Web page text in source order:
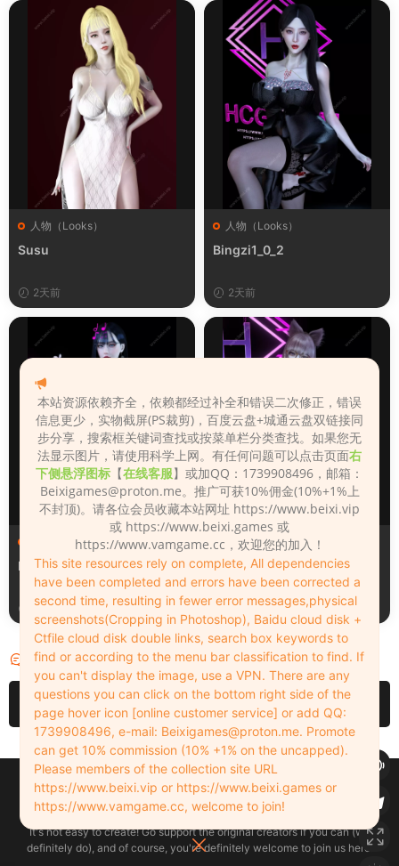
人物（Looks）
Susu
2天前
人物（Looks）
Bingzi1_0_2
2天前
人物（Looks）
Monica_2_2_2
2天前
人物（Looks）
Lizhen2025
3天前
评论 0
请先登录
Copyleft © 2022-2026 beixi.vip - All Rights Freedom！
创作不易！有能力的同学可以去支持一下原创作者（我们绝对支持），当然
了，您加入这里我们也绝对欢迎！
It's not easy to create! Go support the original creators if you can (we
definitely do), and of course, you're definitely welcome to join us here!
本站资源依赖齐全，依赖都经过补全和错误二次修正，错误
信息更少，实物截屏(PS裁剪)，百度云盘+城通云盘双链接同
步分享，搜索框关键词查找或按菜单栏分类查找。如果您无
法显示图片，请使用科学上网。有任何问题可以点击页面右
下侧悬浮图标 【在线客服】或加QQ：1739908496，邮箱：
Beixigames@proton.me。推广可获10%佣金(10%+1%上
不封顶)。请各位会员收藏本站网址 https://www.beixi.vip
或 https://www.beixi.games 或
https://www.vamgame.cc，欢迎您的加入！
This site resources rely on complete, All dependencies
have been completed and errors have been corrected a
second time, resulting in fewer error messages,physical
screenshots(Cropping in Photoshop), Baidu cloud disk +
Ctfile cloud disk double links, search box keywords to
find or according to the menu bar classification to find. If
you can't display the image, use a VPN. There are any
questions you can click on the bottom right side of the
page hover icon [online customer service] or add QQ:
1739908496, e-mail: Beixigames@proton.me. Promote
can get 10% commission (10% +1% on the uncapped).
Please members of the collection site URL
https://www.beixi.vip or https://www.beixi.games or
https://www.vamgame.cc, welcome to join!